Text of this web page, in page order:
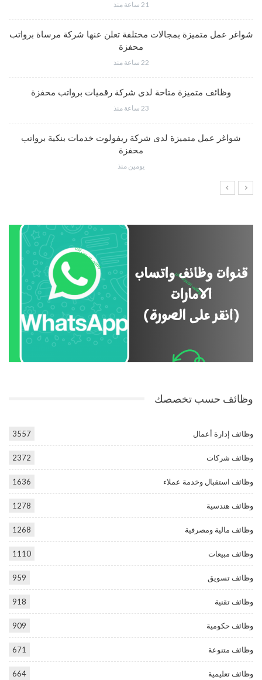
21 ساعة منذ
شواغر عمل متميزة بمجالات مختلفة تعلن عنها شركة مرساة برواتب
محفزة
22 ساعة منذ
وظائف متميزة متاحة لدى شركة رقميات برواتب محفزة
23 ساعة منذ
شواغر عمل متميزة لدى شركة ريفولوت خدمات بنكية برواتب
محفزة
يومين منذ
وظائف حسب تخصصك
وظائف إدارة أعمال 3557
وظائف شركات 2372
وظائف استقبال وخدمة عملاء 1636
وظائف هندسية 1278
وظائف مالية ومصرفية 1268
وظائف مبيعات 1110
وظائف تسويق 959
وظائف تقنية 918
وظائف حكومية 909
وظائف متنوعة 671
وظائف تعليمية 664